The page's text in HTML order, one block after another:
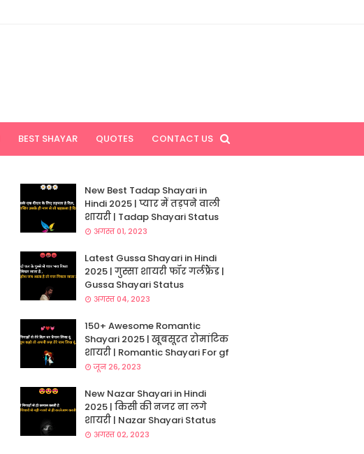
BEST SHAYAR QUOTES CONTACT US
New Best Tadap Shayari in
Hindi 2025 | प्यार में तड़पने वाली
शायरी | Tadap Shayari Status
अगस्त 01, 2023
Latest Gussa Shayari in Hindi
2025 | गुस्सा शायरी फॉर गर्लफ्रैंड |
Gussa Shayari Status
अगस्त 04, 2023
150+ Awesome Romantic
Shayari 2025 | खूबसूरत रोमांटिक
शायरी | Romantic Shayari For gf
जून 26, 2023
New Nazar Shayari in Hindi
2025 | किसी की नजर ना लगे
शायरी | Nazar Shayari Status
अगस्त 02, 2023